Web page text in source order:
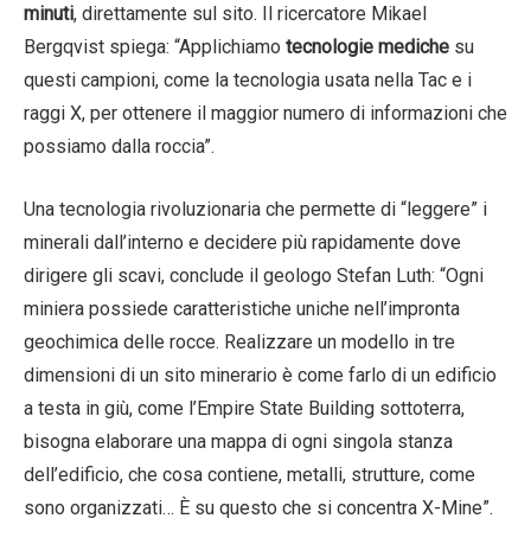
minuti, direttamente sul sito. Il ricercatore Mikael
Bergqvist spiega: “Applichiamo tecnologie mediche su
questi campioni, come la tecnologia usata nella Tac e i
raggi X, per ottenere il maggior numero di informazioni che
possiamo dalla roccia”.
Una tecnologia rivoluzionaria che permette di “leggere” i
minerali dall’interno e decidere più rapidamente dove
dirigere gli scavi, conclude il geologo Stefan Luth: “Ogni
miniera possiede caratteristiche uniche nell’impronta
geochimica delle rocce. Realizzare un modello in tre
dimensioni di un sito minerario è come farlo di un edificio
a testa in giù, come l’Empire State Building sottoterra,
bisogna elaborare una mappa di ogni singola stanza
dell’edificio, che cosa contiene, metalli, strutture, come
sono organizzati… È su questo che si concentra X-Mine”.